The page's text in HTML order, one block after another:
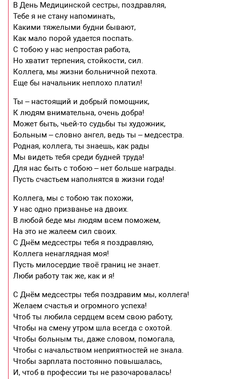
В День Медицинской сестры, поздравляя,
Тебе я не стану напоминать,
Какими тяжелыми будни бывают,
Как мало порой удается поспать.
С тобою у нас непростая работа,
Но хватит терпения, стойкости, сил.
Коллега, мы жизни больничной пехота.
Еще бы начальник неплохо платил!
Ты – настоящий и добрый помощник,
К людям внимательна, очень добра!
Может быть, чьей-то судьбы ты художник,
Больным – словно ангел, ведь ты – медсестра.
Родная, коллега, ты знаешь, как рады
Мы видеть тебя среди будней труда!
Для нас быть с тобою – нет больше награды.
Пусть счастьем наполнятся в жизни года!
Коллега, мы с тобою так похожи,
У нас одно призванье на двоих.
В любой беде мы людям всем поможем,
На это не жалеем сил своих.
С Днём медсестры тебя я поздравляю,
Коллега ненаглядная моя!
Пусть милосердие твоё границ не знает.
Люби работу так же, как и я!
С Днём медсестры тебя поздравим мы, коллега!
Желаем счастья и огромного успеха!
Чтоб ты любила сердцем всем свою работу,
Чтобы на смену утром шла всегда с охотой.
Чтобы больным ты, даже словом, помогала,
Чтобы с начальством неприятностей не знала.
Чтобы зарплата постоянно повышалась,
И, чтоб в профессии ты не разочаровалась!